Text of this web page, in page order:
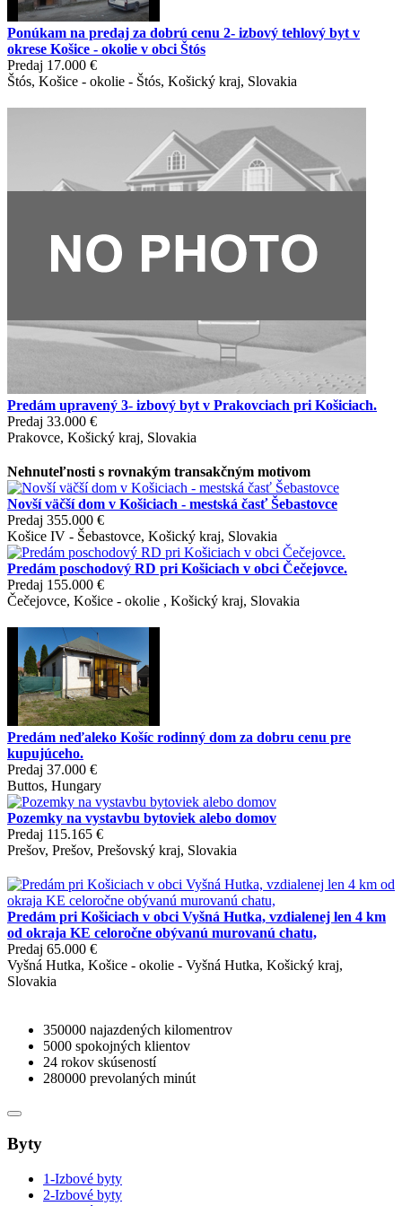
Ponúkam na predaj za dobrú cenu 2- izbový tehlový byt v
okrese Košice - okolie v obci Štós
Predaj 17.000 €
Štós, Košice - okolie - Štós, Košický kraj, Slovakia
Predám upravený 3- izbový byt v Prakovciach pri Košiciach.
Predaj 33.000 €
Prakovce, Košický kraj, Slovakia
Nehnuteľnosti s rovnakým transakčným motivom
Novší väčší dom v Košiciach - mestská časť Šebastovce
Predaj 355.000 €
Košice IV - Šebastovce, Košický kraj, Slovakia
Predám poschodový RD pri Košiciach v obci Čečejovce.
Predaj 155.000 €
Čečejovce, Košice - okolie , Košický kraj, Slovakia
Predám neďaleko Košíc rodinný dom za dobru cenu pre
kupujúceho.
Predaj 37.000 €
Buttos, Hungary
Pozemky na vystavbu bytoviek alebo domov
Predaj 115.165 €
Prešov, Prešov, Prešovský kraj, Slovakia
Predám pri Košiciach v obci Vyšná Hutka, vzdialenej len 4 km
od okraja KE celoročne obývanú murovanú chatu,
Predaj 65.000 €
Vyšná Hutka, Košice - okolie - Vyšná Hutka, Košický kraj,
Slovakia
350000 najazdených kilomentrov
5000 spokojných klientov
24 rokov skúseností
280000 prevolaných minút
Byty
1-Izbové byty
2-Izbové byty